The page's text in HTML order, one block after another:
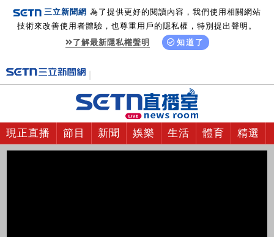
三立新聞網 為了提供更好的閱讀內容，我們使用相關網站
技術來改善使用者體驗，也尊重用戶的隱私權，特別提出聲明。
了解最新隱私權聲明
知道了
現正直播 節目 新聞 娛樂 生活 體育 精選